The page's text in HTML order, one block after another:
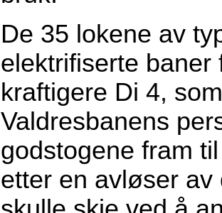
De 35 lokene av
elektrifiserte
kraftigere Di 4,
Valdresbanens
godstogene fram
etter en avløser